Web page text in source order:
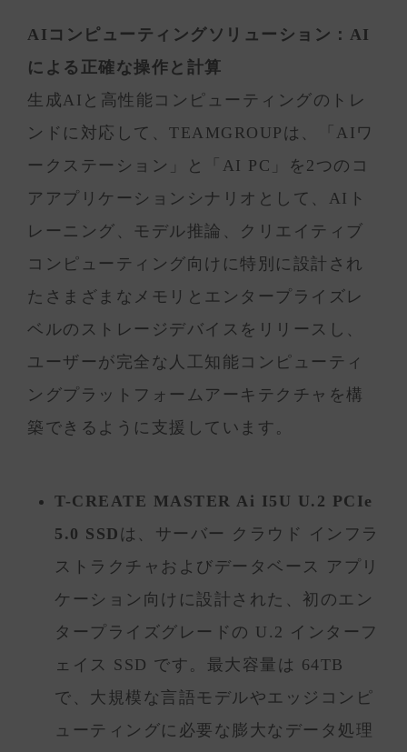
AIコンピューティングソリューション：AI
による正確な操作と計算
生成AIと高性能コンピューティングのトレ
ンドに対応して、TEAMGROUPは、「AIワ
ークステーション」と「AI PC」を2つのコ
アアプリケーションシナリオとして、AIト
レーニング、モデル推論、クリエイティブ
コンピューティング向けに特別に設計され
たさまざまなメモリとエンタープライズレ
ベルのストレージデバイスをリリースし、
ユーザーが完全な人工知能コンピューティ
ングプラットフォームアーキテクチャを構
築できるように支援しています。
T-CREATE MASTER Ai I5U U.2 PCIe
5.0 SSD は、サーバー クラウド インフラ
ストラクチャおよびデータベース アプリ
ケーション向けに設計された、初のエン
タープライズグレードの U.2 インターフ
ェイス SSD です。最大容量は 64TB
で、大規模な言語モデルやエッジコンピ
ューティングに必要な膨大なデータ処理